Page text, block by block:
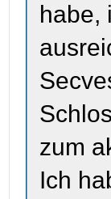
habe,
zum
Ich